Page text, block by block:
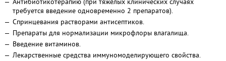
требуется введение одновременно 2 препаратов).
Спринцевания растворами антисептиков.
Препараты для нормализации микрофлоры влагалища.
Введение витаминов.
Лекарственные средства иммуномоделирующего свойства.